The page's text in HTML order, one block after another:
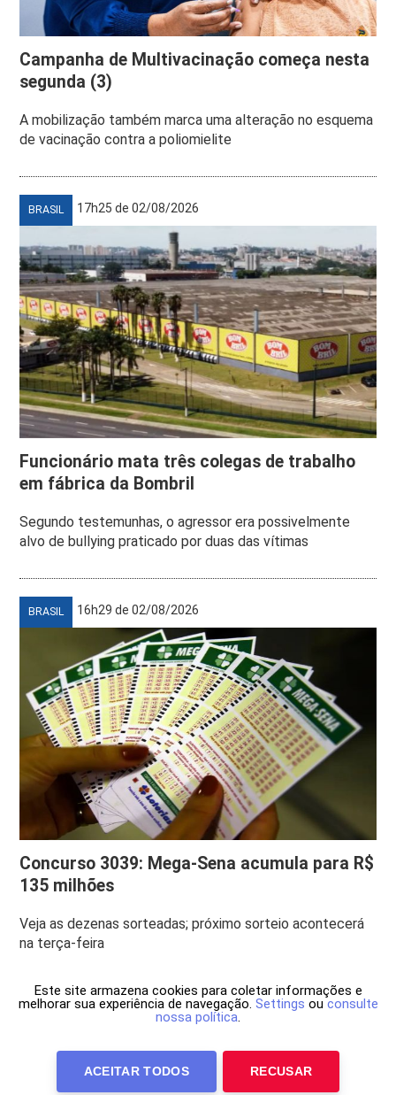
Campanha de Multivacinação começa nesta
segunda (3)
A mobilização também marca uma alteração no esquema
de vacinação contra a poliomielite
BRASIL 17h25 de 02/08/2026
Funcionário mata três colegas de trabalho
em fábrica da Bombril
Segundo testemunhas, o agressor era possivelmente
alvo de bullying praticado por duas das vítimas
BRASIL 16h29 de 02/08/2026
Concurso 3039: Mega-Sena acumula para R$
135 milhões
Veja as dezenas sorteadas; próximo sorteio acontecerá
na terça-feira
Este site armazena cookies para coletar informações e
melhorar sua experiência de navegação. Settings ou consulte
nossa política.
ACEITAR TODOS RECUSAR